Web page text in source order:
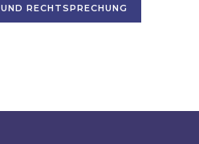
RECHTSPRECHUNG